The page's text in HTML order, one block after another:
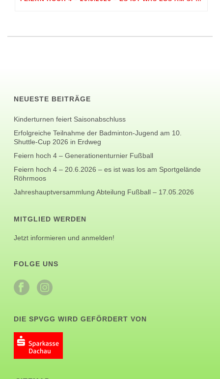
NEUESTE BEITRÄGE
Kinderturnen feiert Saisonabschluss
Erfolgreiche Teilnahme der Badminton-Jugend am 10.
Shuttle-Cup 2026 in Erdweg
Feiern hoch 4 – Generationenturnier Fußball
Feiern hoch 4 – 20.6.2026 – es ist was los am Sportgelände
Röhrmoos
Jahreshauptversammlung Abteilung Fußball – 17.05.2026
MITGLIED WERDEN
Jetzt informieren und anmelden!
FOLGE UNS
DIE SPVGG WIRD GEFÖRDERT VON